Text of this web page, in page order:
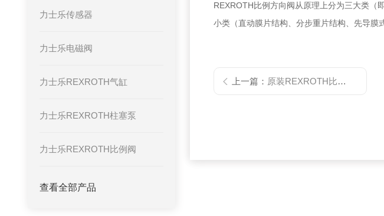
REXROTH比例方向阀从原理上分为三大类（
小类（直动膜片结构、分步重片结构、先导膜
上一篇： 原装REXROTH比例方向阀
力士乐传感器
力士乐电磁阀
力士乐REXROTH气缸
力士乐REXROTH柱塞泵
力士乐REXROTH比例阀
查看全部产品